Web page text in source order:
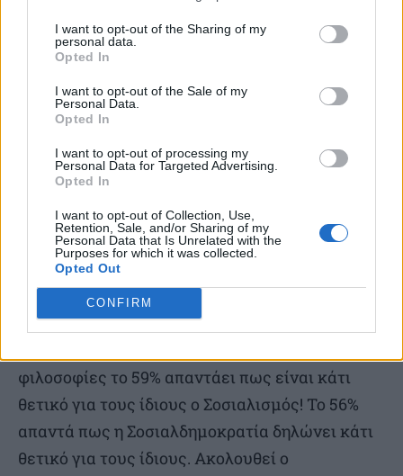
I want to opt-out of the Sharing of my
personal data.
Opted In
I want to opt-out of the Sale of my
Personal Data.
Opted In
I want to opt-out of processing my
Personal Data for Targeted Advertising.
Opted In
I want to opt-out of Collection, Use,
Retention, Sale, and/or Sharing of my
Personal Data that Is Unrelated with the
Purposes for which it was collected.
Opted Out
CONFIRM
έχουν ίσα δικαιώματα με τους άλλους πολίτες.
Εξίσου και εδώ υπάρχει μεγάλο περιθώριο
βελτίωσης.
Παρατήρηση ν. 9) 67% αμφισβητεί την
ενημερώνεται από το διαδίκτυο. Πολύ θετικό
για τα αντανακλαστικά μιας φιλελεύθερης
κοινωνίας είναι το γεγονός πως 94% των
ερωτηθέντων απαντά πως ελέγχει την
εγκυρότητα μιας είδησης από πολλές και
διαφορετικές πηγές.
φιλοσοφίες το 59% απαντάει πως είναι κάτι
θετικό για τους ίδιους ο Σοσιαλισμός! Το 56%
απαντά πως η Σοσιαλδημοκρατία δηλώνει κάτι
θετικό για τους ίδιους. Ακολουθεί ο